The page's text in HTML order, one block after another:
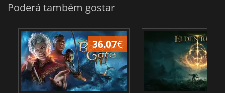
Poderá também gostar
36.07€